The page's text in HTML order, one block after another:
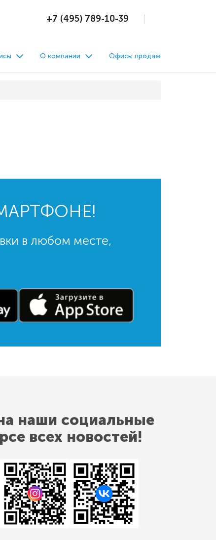
+7 (495) 789-10-39
О компании Офисы продаж
в любом месте,
наши социальные
всех новостей!